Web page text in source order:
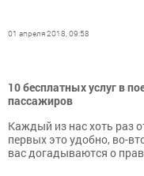
01 апреля 2018, 09:58
10 бесплатных услуг в
пассажиров
Каждый из нас хоть раз
первых это удобно, во-
вас догадываются о